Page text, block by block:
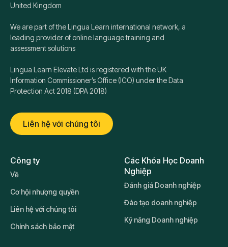
United Kingdom
We are part of the Lingua Learn international network, a
leading provider of online language training and
assessment solutions
Lingua Learn Elevate Ltd is registered with the UK
Information Commissioner’s Office (ICO) under the Data
Protection Act 2018 (DPA 2018)
Liên hệ với chúng tôi
Công ty
Về
Cơ hội nhượng quyền
Liên hệ với chúng tôi
Chính sách bảo mật
Các Khóa Học Doanh
Nghiệp
Đánh giá Doanh nghiệp
Đào tạo doanh nghiệp
Kỹ năng Doanh nghiệp